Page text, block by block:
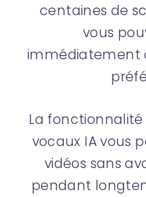
centaines de
vous
immédiatement
La
vocaux IA vous
vidéos sans
pendant